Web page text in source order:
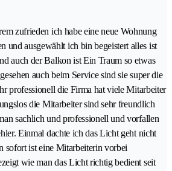
zufrieden ich habe eine neue Wohnung
und ausgewählt ich bin begeistert alles ist
auch der Balkon ist Ein Traum so etwas
auch beim Service sind sie super die
professionell die Firma hat viele Mitarbeiter
die Mitarbeiter sind sehr freundlich
sachlich und professionell und vorfallen
Einmal dachte ich das Licht geht nicht
sofort ist eine Mitarbeiterin vorbei
wie man das Licht richtig bedient seit